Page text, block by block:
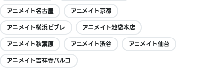
アニメイト名古屋
アニメイト京都
アニメイト横浜ビブレ
アニメイト池袋本店
アニメイト秋葉原
アニメイト渋谷
アニメイト仙台
アニメイト吉祥寺パルコ